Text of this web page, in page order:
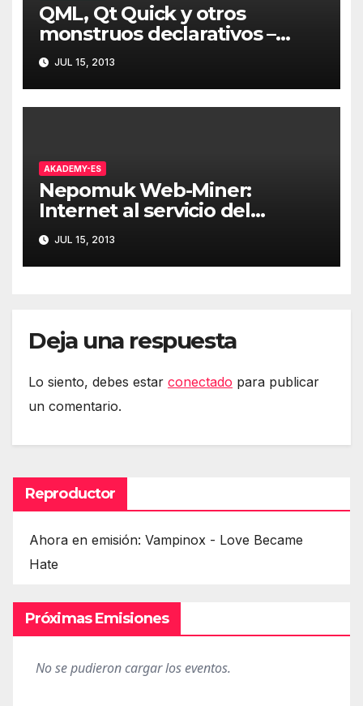
QML, Qt Quick y otros
monstruos declarativos –
Albert Astals
JUL 15, 2013
AKADEMY-ES
Nepomuk Web-Miner:
Internet al servicio del
escritorio – Ignacio Serantes
JUL 15, 2013
Deja una respuesta
Lo siento, debes estar conectado para publicar
un comentario.
Reproductor
Ahora en emisión: Vampinox - Love Became
Hate
Próximas Emisiones